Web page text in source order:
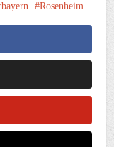
Rosenheim